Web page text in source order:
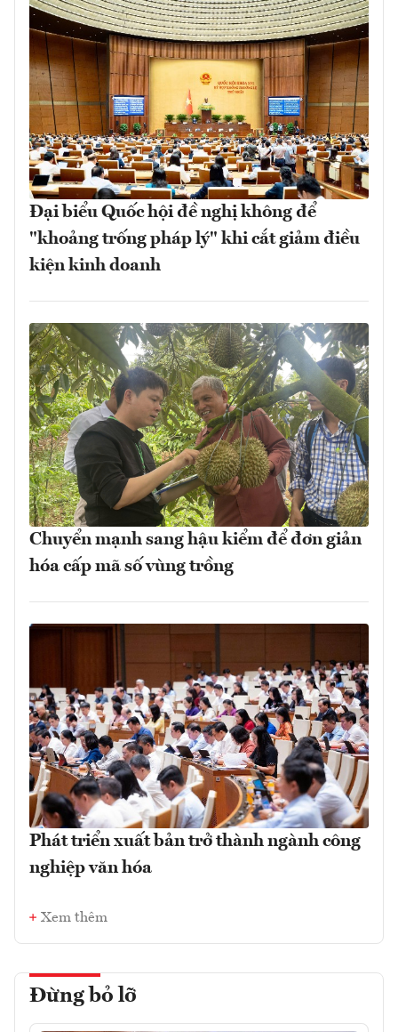
Đại biểu Quốc hội đề nghị không để
"khoảng trống pháp lý" khi cắt giảm điều
kiện kinh doanh
Chuyển mạnh sang hậu kiểm để đơn giản
hóa cấp mã số vùng trồng
Phát triển xuất bản trở thành ngành công
nghiệp văn hóa
Xem thêm
Đừng bỏ lỡ